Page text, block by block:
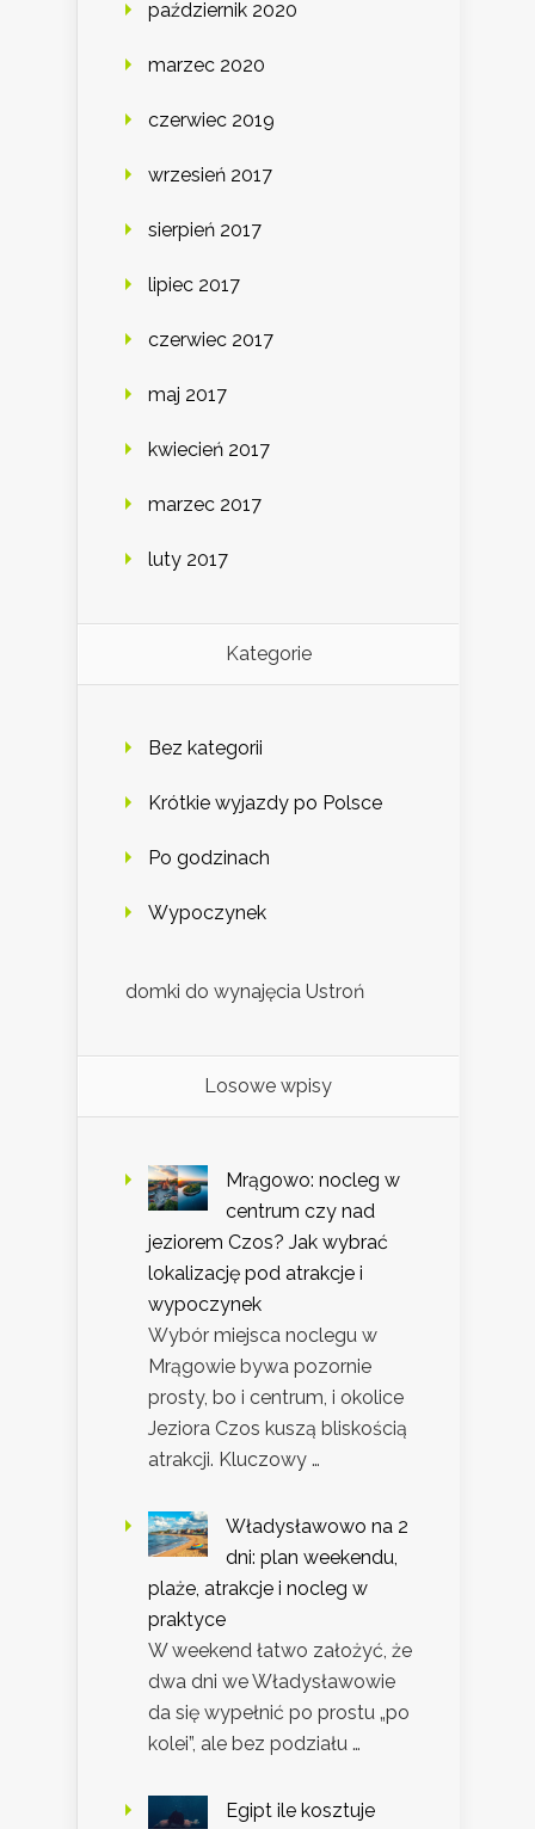
październik 2020
marzec 2020
czerwiec 2019
wrzesień 2017
sierpień 2017
lipiec 2017
czerwiec 2017
maj 2017
kwiecień 2017
marzec 2017
luty 2017
Kategorie
Bez kategorii
Krótkie wyjazdy po Polsce
Po godzinach
Wypoczynek
domki do wynajęcia Ustroń
Losowe wpisy
Mrągowo: nocleg w
centrum czy nad
jeziorem Czos? Jak wybrać
lokalizację pod atrakcje i
wypoczynek
Wybór miejsca noclegu w
Mrągowie bywa pozornie
prosty, bo i centrum, i okolice
Jeziora Czos kuszą bliskością
atrakcji. Kluczowy …
Władysławowo na 2
dni: plan weekendu,
plaże, atrakcje i nocleg w
praktyce
W weekend łatwo założyć, że
dwa dni we Władysławowie
da się wypełnić po prostu „po
kolei”, ale bez podziału …
Egipt ile kosztuje